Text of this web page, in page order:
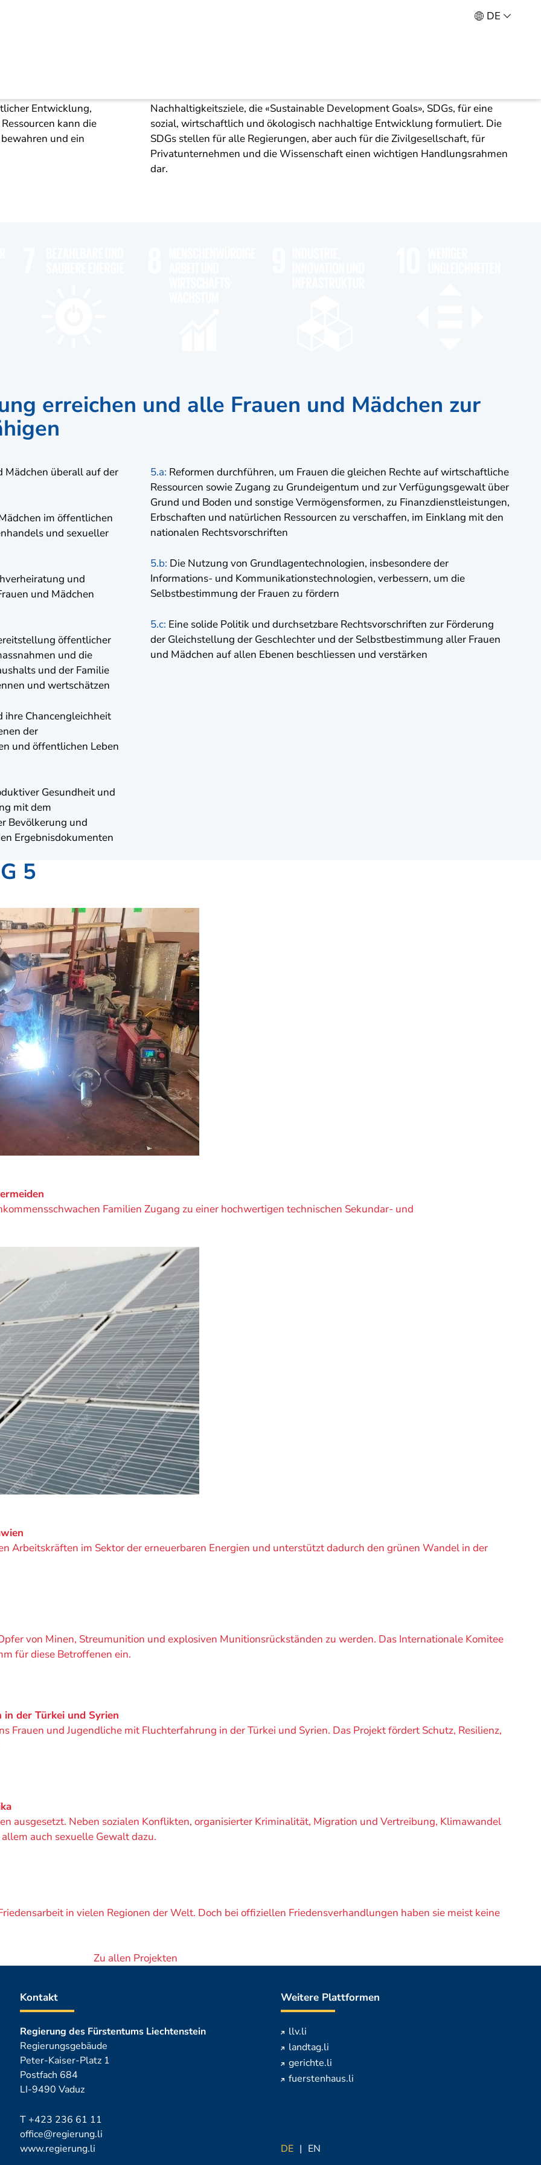
DE
(SDGs)
Entwicklung,
kann die
und ein
Nachhaltigkeitsziele, die «Sustainable Development Goals», SDGs, für eine
sozial, wirtschaftlich und ökologisch nachhaltige Entwicklung formuliert. Die
SDGs stellen für alle Regierungen, aber auch für die Zivilgesellschaft, für
Privatunternehmen und die Wissenschaft einen wichtigen Handlungsrahmen
dar.
erreichen und alle Frauen und Mädchen zur
Mädchen überall auf der
im öffentlichen
und sexueller
und
und Mädchen
öffentlicher
und die
und der Familie
und wertschätzen
ihre Chancengleichheit
der
und öffentlichen Leben
Gesundheit und
mit dem
Bevölkerung und
Ergebnisdokumenten
5.a: Reformen durchführen, um Frauen die gleichen Rechte auf wirtschaftliche
Ressourcen sowie Zugang zu Grundeigentum und zur Verfügungsgewalt über
Grund und Boden und sonstige Vermögensformen, zu Finanzdienstleistungen,
Erbschaften und natürlichen Ressourcen zu verschaffen, im Einklang mit den
nationalen Rechtsvorschriften
5.b: Die Nutzung von Grundlagentechnologien, insbesondere der
Informations- und Kommunikationstechnologien, verbessern, um die
Selbstbestimmung der Frauen zu fördern
5.c: Eine solide Politik und durchsetzbare Rechtsvorschriften zur Förderung
der Gleichstellung der Geschlechter und der Selbstbestimmung aller Frauen
und Mädchen auf allen Ebenen beschliessen und verstärken
5
Familien Zugang zu einer hochwertigen technischen Sekundar- und
Arbeitskräften im Sektor der erneuerbaren Energien und unterstützt dadurch den grünen Wandel in der
von Minen, Streumunition und explosiven Munitionsrückständen zu werden. Das Internationale Komitee
für diese Betroffenen ein.
der Türkei und Syrien
Frauen und Jugendliche mit Fluchterfahrung in der Türkei und Syrien. Das Projekt fördert Schutz, Resilienz,
ausgesetzt. Neben sozialen Konflikten, organisierter Kriminalität, Migration und Vertreibung, Klimawandel
auch sexuelle Gewalt dazu.
in vielen Regionen der Welt. Doch bei offiziellen Friedensverhandlungen haben sie meist keine
Zu allen Projekten
Kontakt
Regierung des Fürstentums Liechtenstein
Regierungsgebäude
Peter-Kaiser-Platz 1
Postfach 684
LI-9490 Vaduz
T+423 236 61 11
office@regierung.li
www.regierung.li
Weitere Plattformen
llv.li
landtag.li
gerichte.li
fuerstenhaus.li
DE EN